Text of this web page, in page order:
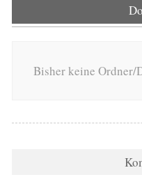
Bisher keine Ordner/